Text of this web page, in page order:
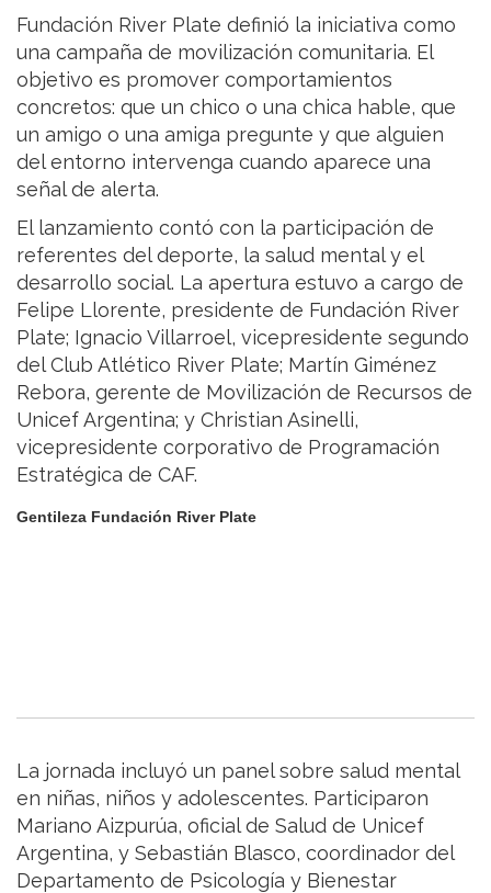
Fundación River Plate definió la iniciativa como
una campaña de movilización comunitaria. El
objetivo es promover comportamientos
concretos: que un chico o una chica hable, que
un amigo o una amiga pregunte y que alguien
del entorno intervenga cuando aparece una
señal de alerta.
El lanzamiento contó con la participación de
referentes del deporte, la salud mental y el
desarrollo social. La apertura estuvo a cargo de
Felipe Llorente, presidente de Fundación River
Plate; Ignacio Villarroel, vicepresidente segundo
del Club Atlético River Plate; Martín Giménez
Rebora, gerente de Movilización de Recursos de
Unicef Argentina; y Christian Asinelli,
vicepresidente corporativo de Programación
Estratégica de CAF.
Gentileza Fundación River Plate
La jornada incluyó un panel sobre salud mental
en niñas, niños y adolescentes. Participaron
Mariano Aizpurúa, oficial de Salud de Unicef
Argentina, y Sebastián Blasco, coordinador del
Departamento de Psicología y Bienestar